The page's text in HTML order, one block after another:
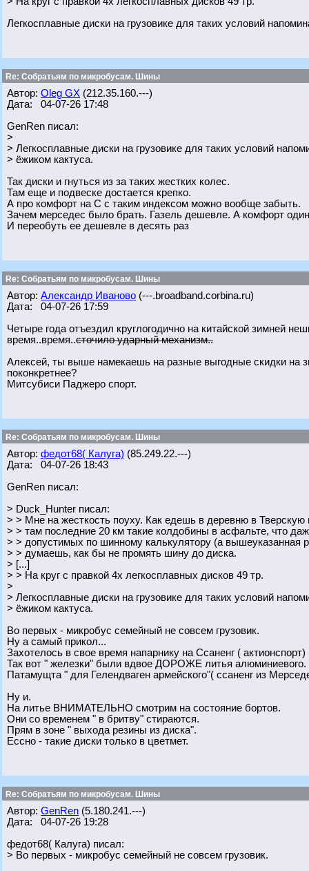
Легкосплавные диски на грузовике для таких условий
Re: Собратьям по микробусам. Шины
Автор: Oleg GX (212.35.160.---)
Дата: 04-07-26 17:48
GenRen писал:
>
> Легкосплавные диски на грузовике для таких условий
> ёжиком кактуса.
Так диски и гнуться из за таких жестких колес.
Там еще и подвеске достается крепко.
А про комфорт на С с таким индексом можно вообще забыть.
Зачем мерседес было брать. Газель дешевле. А комфорт
И переобуть ее дешевле в десять раз
Re: Собратьям по микробусам. Шины
Автор: Александр Иваново (---.broadband.corbina.ru)
Дата: 04-07-26 17:59
Четыре года отъездил круглогодично на китайской зимней
время..время..сточило ударный механизм..
Алексей, ты выше намекаешь на разные выгодные скидки на
поконкретнее?
Митсубиси Паджеро спорт.
Re: Собратьям по микробусам. Шины
Автор: федот68( Калуга) (85.249.22.---)
Дата: 04-07-26 18:43
GenRen писал:
> Duck_Hunter писал:
> > Мне на жесткость поуху. Как едешь в деревню в
> > там последние 20 км такие колдобины в асфальте, что
> > допустимых по шинному калькулятору (а вышеуказанная
> > думаешь, как бы не промять шину до диска.
> [...]
> > На круг с правкой 4х легкосплавных дисков 49 тр.
>
> Легкосплавные диски на грузовике для таких условий
> ёжиком кактуса.
Во первых - микробус семейный не совсем грузовик.
Ну а самый прикол...
Захотелось в свое время напарнику на Ссаненг (
Так вот " железки" были вдвое ДОРОЖЕ литья алюминиевого.
Патамущта " для Гелендваген армейского"( ссаненг из
Ну и.
На литье ВНИМАТЕЛЬНО смотрим на состояние бортов.
Они со временем " в бритву" стираются.
Прям в зоне " выхода резины из диска".
Ессно - такие диски только в цветмет.
Re: Собратьям по микробусам. Шины
Автор: GenRen (5.180.241.---)
Дата: 04-07-26 19:28
федот68( Калуга) писал:
> Во первых - микробус семейный не совсем грузовик.